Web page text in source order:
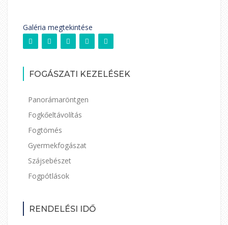
Galéria megtekintése
FOGÁSZATI KEZELÉSEK
Panorámaröntgen
Fogkőeltávolítás
Fogtömés
Gyermekfogászat
Szájsebészet
Fogpótlások
RENDELÉSI IDŐ